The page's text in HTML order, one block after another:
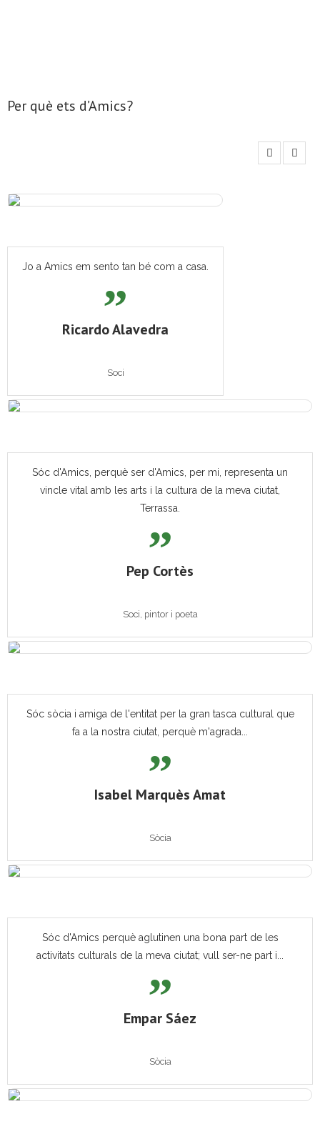
Per què ets d’Amics?
Jo a Amics em sento tan bé com a casa.
Ricardo Alavedra
Soci
Sóc d'Amics, perquè ser d'Amics, per mi, representa un
vincle vital amb les arts i la cultura de la meva ciutat,
Terrassa.
Pep Cortès
Soci, pintor i poeta
Sóc sòcia i amiga de l'entitat per la gran tasca cultural que
fa a la nostra ciutat, perquè m'agrada...
Isabel Marquès Amat
Sòcia
Sóc d'Amics perquè aglutinen una bona part de les
activitats culturals de la meva ciutat; vull ser-ne part i...
Empar Sáez
Sòcia